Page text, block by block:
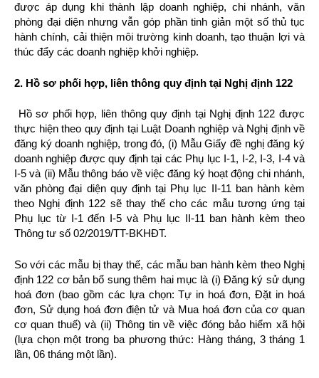
được áp dụng khi thành lập doanh nghiệp, chi nhánh, văn
phòng đại diện nhưng vẫn góp phần tinh giản một số thủ tục
hành chính, cải thiện môi trường kinh doanh, tạo thuận lợi và
thúc đẩy các doanh nghiệp khởi nghiệp.
2. Hồ sơ phối hợp, liên thông quyđịnh tại Nghị định 122
Hồ sơ phối hợp, liên thông quy định tại Nghị định 122 được
thực hiện theo quy định tại Luật Doanh nghiệp và Nghị định về
đăng ký doanh nghiệp, trong đó, (i) Mẫu Giấy đề nghị đăng ký
doanh nghiệp được quy định tại các Phụ lục I-1, I-2, I-3, I-4 và
I-5 và (ii) Mẫu thông báo về việc đăng ký hoạt động chi nhánh,
văn phòng đại diện quy định tại Phụ lục II-11 ban hành kèm
theo Nghị định 122 sẽ thay thế cho các mẫu tương ứng tại
Phụ lục từ I-1 đến I-5 và Phụ lục II-11 ban hành kèm theo
Thông tư số 02/2019/TT-BKHĐT.
So với các mẫu bị thay thế, các mẫu ban hành kèm theo Nghị
định 122 cơ bản bổ sung thêm hai mục là (i) Đăng ký sử dụng
hoá đơn (bao gồm các lựa chọn: Tự in hoá đơn, Đặt in hoá
đơn, Sử dụng hoá đơn điện tử và Mua hoá đơn của cơ quan
cơ quan thuế) và (ii) Thông tin về việc đóng bảo hiểm xã hội
(lựa chọn một trong ba phương thức: Hàng tháng, 3 tháng 1
lần, 06 tháng một lần).